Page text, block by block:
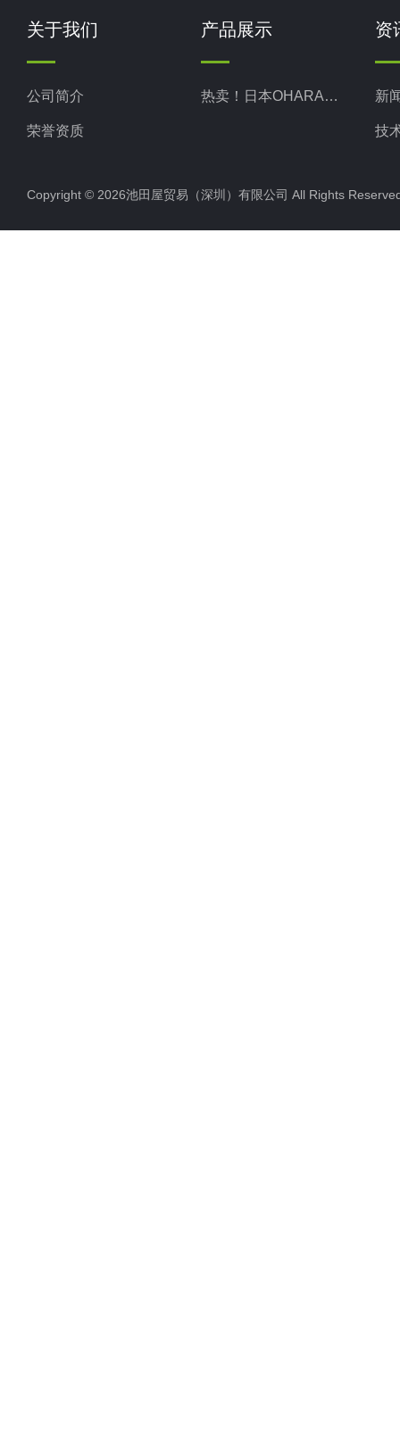
关于我们
公司简介
荣誉资质
产品展示
热卖！日本OHARA小原株式
资
新
技
Copyright © 2026池田屋贸易（深圳）有限公司 All Rights